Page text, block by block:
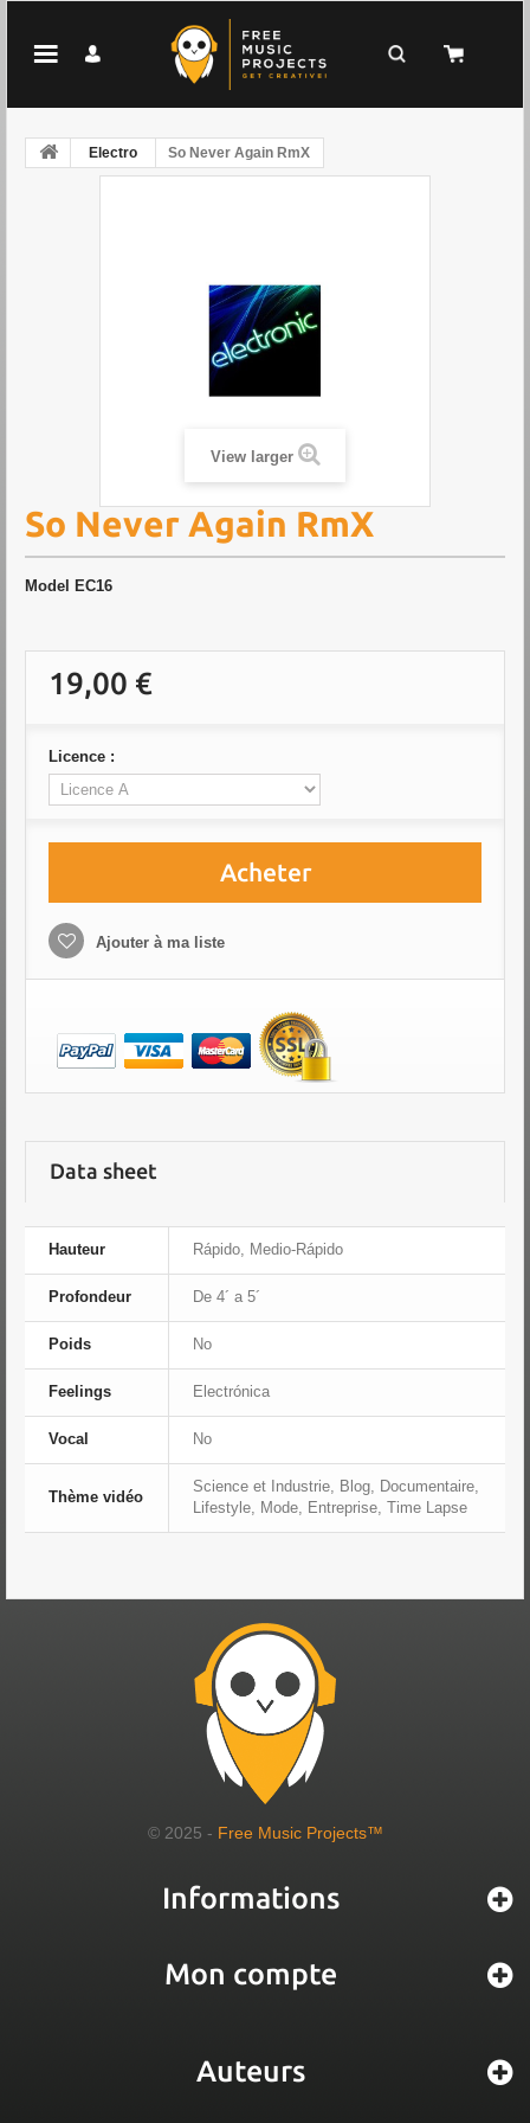
Electro So Never Again RmX
View larger
So Never Again RmX
Model EC16
19,00 €
Licence :
Acheter
Ajouter à ma liste
Data sheet
Hauteur Rápido, Medio-Rápido
Profondeur De 4´ a 5´
Poids No
Feelings Electrónica
Vocal No
Thème vidéo
Science et Industrie, Blog, Documentaire,
Lifestyle, Mode, Entreprise, Time Lapse
© 2025 - Free Music Projects™
Informations
Mon compte
Auteurs